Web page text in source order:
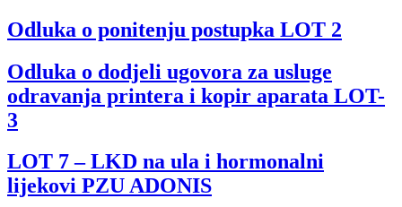
Odluka o ponitenju postupka LOT 2
Odluka o dodjeli ugovora za usluge
odravanja printera i kopir aparata LOT-
3
LOT 7 – LKD na ula i hormonalni
lijekovi PZU ADONIS